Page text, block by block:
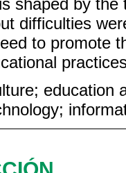
difficulties
to promote
education